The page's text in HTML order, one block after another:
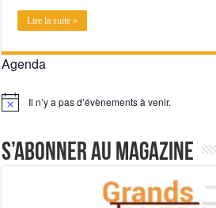
Lire la suite »
Agenda
Notice Il n’y a pas d’évènements à venir.
S’abonner au magazine